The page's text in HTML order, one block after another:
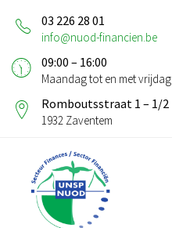
03 226 28 01
info@nuod-financien.be
09:00 – 16:00
Maandag tot en met vrijdag
Romboutsstraat 1 – 1/2
1932 Zaventem